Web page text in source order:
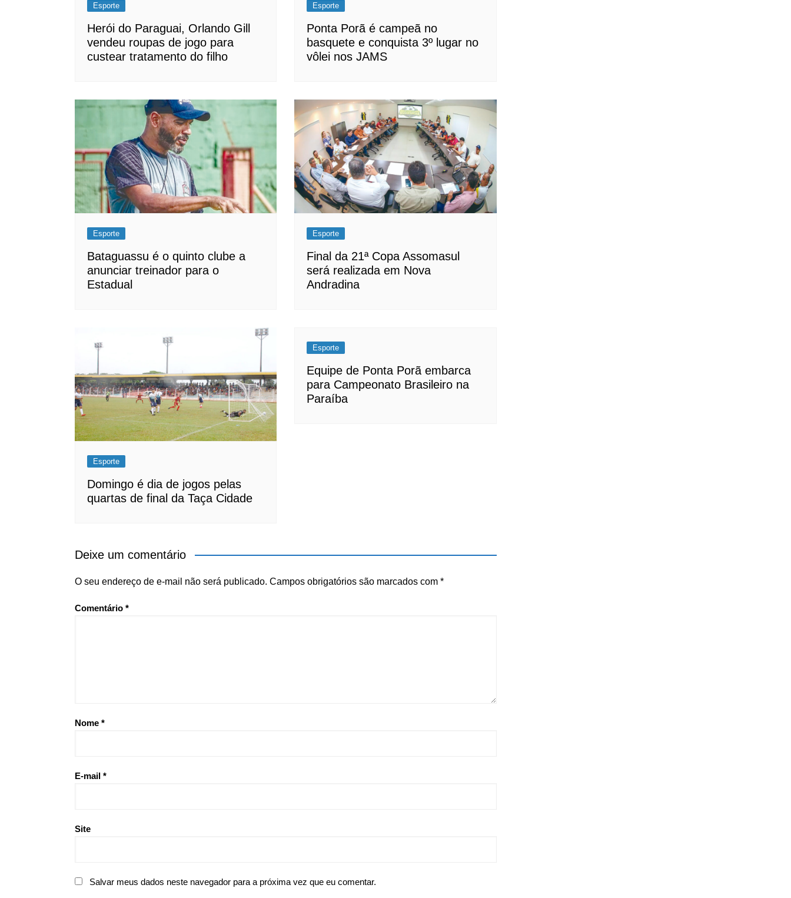
Esporte
Herói do Paraguai, Orlando Gill
vendeu roupas de jogo para
custear tratamento do filho
Esporte
Ponta Porã é campeã no
basquete e conquista 3º lugar no
vôlei nos JAMS
Esporte
Bataguassu é o quinto clube a
anunciar treinador para o
Estadual
Esporte
Final da 21ª Copa Assomasul
será realizada em Nova
Andradina
Esporte
Domingo é dia de jogos pelas
quartas de final da Taça Cidade
Esporte
Equipe de Ponta Porã embarca
para Campeonato Brasileiro na
Paraíba
Deixe um comentário
O seu endereço de e-mail não será publicado. Campos obrigatórios são marcados com *
Comentário *
Nome *
E-mail *
Site
Salvar meus dados neste navegador para a próxima vez que eu comentar.